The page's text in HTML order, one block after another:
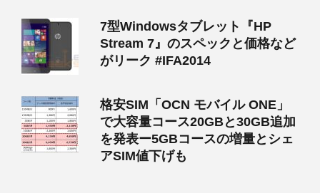
7型Windowsタブレット『HP
Stream 7』のスペックと価格など
がリーク #IFA2014
格安SIM「OCN モバイル ONE」
で大容量コース20GBと30GB追加
を発表ー5GBコースの増量とシェ
アSIM値下げも